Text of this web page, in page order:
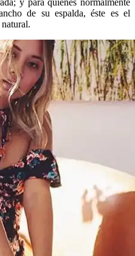
de su espalda, éste es el